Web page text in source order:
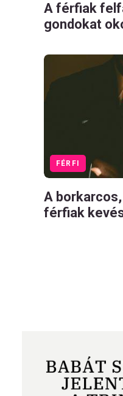
A férfiak
gondokat
FÉRFI
A
férfiak